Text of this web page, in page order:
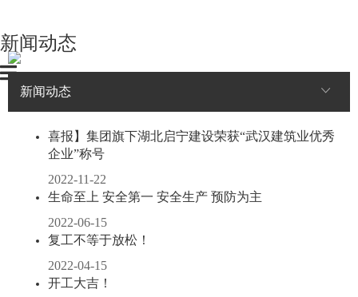
新闻动态
新闻动态
喜报】集团旗下湖北启宁建设荣获“武汉建筑业优秀
企业”称号
2022-11-22
生命至上 安全第一 安全生产 预防为主
2022-06-15
复工不等于放松！
2022-04-15
开工大吉！